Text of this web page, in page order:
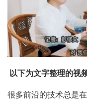
以下为文字整理的视
很多前沿的技术总是